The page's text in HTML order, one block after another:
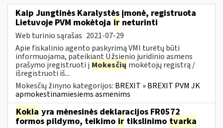
Kaip Jungtinės Karalystės įmonė, registruota
Lietuvoje PVM mokėtoja ir neturinti
Web turinio sąrašas 2021-07-29
Apie fiskalinio agento paskyrimą VMI turėtų būti
informuojama, pateikiant Užsienio juridinio asmens
prašymo įregistruoti į Mokesčių mokėtojų registrą /
išregistruoti iš...
Mokesčių žinyno kategorijos: BREXIT » BREXIT PVM JK
apmokestinamiesiems asmenims
Kokia yra mėnesinės deklaracijos FR0572
formos pildymo, teikimo ir tikslinimo tvarka